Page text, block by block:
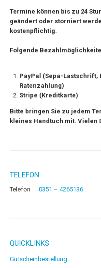
Termine können bis zu 24
geändert oder storniert
kostenpflichtig.
Folgende
PayPal (Sepa-Lastschrift,
Ratenzahlung)
Stripe (Kreditkarte)
Bitte bringen Sie zu jedem
kleines Handtuch mit. Vielen
TELEFON
Telefon 0351 – 4265136
QUICKLINKS
Gutscheinbestellung